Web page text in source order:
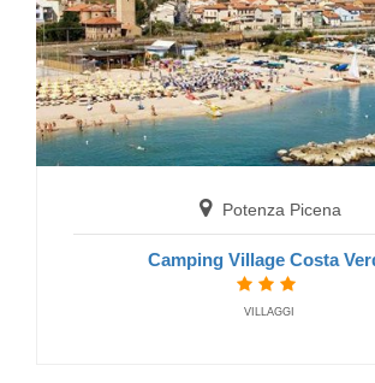
Villaggio La Risacca
FERIENDORF
Potenza Picena
Camping Village Costa
VILLAGGI